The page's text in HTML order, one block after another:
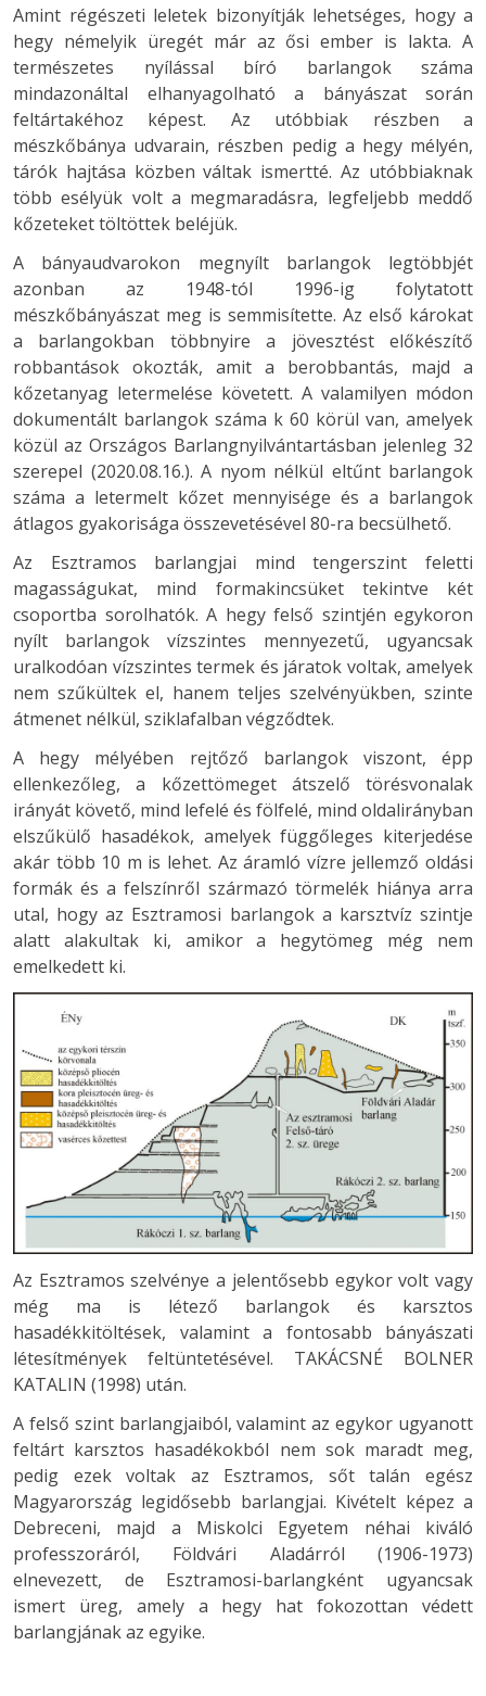
Amint régészeti leletek bizonyítják lehetséges, hogy a
hegy némelyik üregét már az ősi ember is lakta. A
természetes nyílással bíró barlangok száma
mindazonáltal elhanyagolható a bányászat során
feltártakéhoz képest. Az utóbbiak részben a
mészkőbánya udvarain, részben pedig a hegy mélyén,
tárók hajtása közben váltak ismertté. Az utóbbiaknak
több esélyük volt a megmaradásra, legfeljebb meddő
kőzeteket töltöttek beléjük.
A bányaudvarokon megnyílt barlangok legtöbbjét
azonban az 1948-tól 1996-ig folytatott
mészkőbányászat meg is semmisítette. Az első károkat
a barlangokban többnyire a jövesztést előkészítő
robbantások okozták, amit a berobbantás, majd a
kőzetanyag letermelése követett. A valamilyen módon
dokumentált barlangok száma k 60 körül van, amelyek
közül az Országos Barlangnyilvántartásban jelenleg 32
szerepel (2020.08.16.). A nyom nélkül eltűnt barlangok
száma a letermelt kőzet mennyisége és a barlangok
átlagos gyakorisága összevetésével 80-ra becsülhető.
Az Esztramos barlangjai mind tengerszint feletti
magasságukat, mind formakincsüket tekintve két
csoportba sorolhatók. A hegy felső szintjén egykoron
nyílt barlangok vízszintes mennyezetű, ugyancsak
uralkodóan vízszintes termek és járatok voltak, amelyek
nem szűkültek el, hanem teljes szelvényükben, szinte
átmenet nélkül, sziklafalban végződtek.
A hegy mélyében rejtőző barlangok viszont, épp
ellenkezőleg, a kőzettömeget átszelő törésvonalak
irányát követő, mind lefelé és fölfelé, mind oldalirányban
elszűkülő hasadékok, amelyek függőleges kiterjedése
akár több 10 m is lehet. Az áramló vízre jellemző oldási
formák és a felszínről származó törmelék hiánya arra
utal, hogy az Esztramosi barlangok a karsztvíz szintje
alatt alakultak ki, amikor a hegytömeg még nem
emelkedett ki.
Az Esztramos szelvénye a jelentősebb egykor volt vagy
még ma is létező barlangok és karsztos
hasadékkitöltések, valamint a fontosabb bányászati
létesítmények feltüntetésével. TAKÁCSNÉ BOLNER
KATALIN (1998) után.
A felső szint barlangjaiból, valamint az egykor ugyanott
feltárt karsztos hasadékokból nem sok maradt meg,
pedig ezek voltak az Esztramos, sőt talán egész
Magyarország legidősebb barlangjai. Kivételt képez a
Debreceni, majd a Miskolci Egyetem néhai kiváló
professzoráról, Földvári Aladárról (1906-1973)
elnevezett, de Esztramosi-barlangként ugyancsak
ismert üreg, amely a hegy hat fokozottan védett
barlangjának az egyike.